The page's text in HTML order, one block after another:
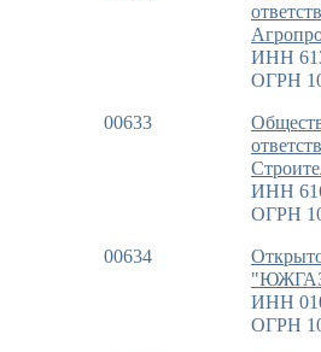
ИНН
ОГРН
00633
ИНН
ОГРН
00634
ИНН
ОГРН